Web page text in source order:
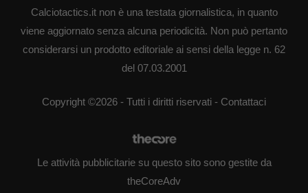
Calciotactics.it non è una testata giornalistica, in quanto
viene aggiornato senza alcuna periodicità. Non può pertanto
considerarsi un prodotto editoriale ai sensi della legge n. 62
del 07.03.2001
Copyright ©2026 - Tutti i diritti riservati - Contattaci
Le attività pubblicitarie su questo sito sono gestite da
theCoreAdv